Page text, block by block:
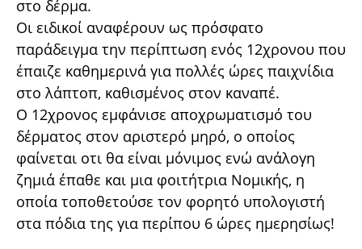
στο δέρμα.
Οι ειδικοί αναφέρουν ως πρόσφατο
παράδειγμα την περίπτωση ενός 12χρονου που
έπαιζε καθημερινά για πολλές ώρες παιχνίδια
στο λάπτοπ, καθισμένος στον καναπέ.
Ο 12χρονος εμφάνισε αποχρωματισμό του
δέρματος στον αριστερό μηρό, ο οποίος
φαίνεται οτι θα είναι μόνιμος ενώ ανάλογη
ζημιά έπαθε και μια φοιτήτρια Νομικής, η
οποία τοποθετούσε τον φορητό υπολογιστή
στα πόδια της για περίπου 6 ώρες ημερησίως!